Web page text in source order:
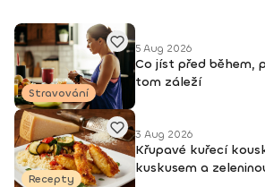
Stravování
5 Aug 2026
Co jíst před během,
tom záleží
Recepty
3 Aug 2026
Křupavé kuřecí
kuskusem a